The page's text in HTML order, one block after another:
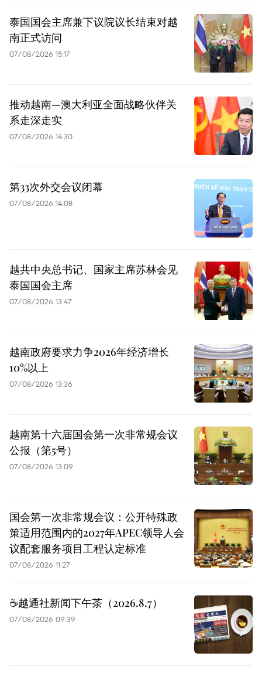
泰国国会主席兼下议院议长结束对越
南正式访问
07/08/2026 15:17
推动越南—澳大利亚全面战略伙伴关
系走深走实
07/08/2026 14:30
第33次外交会议闭幕
07/08/2026 14:08
越共中央总书记、国家主席苏林会见
泰国国会主席
07/08/2026 13:47
越南政府要求力争2026年经济增长
10%以上
07/08/2026 13:36
越南第十六届国会第一次非常规会议
公报（第5号）
07/08/2026 13:09
国会第一次非常规会议：公开特殊政
策适用范围内的2027年APEC领导人会
议配套服务项目工程认定标准
07/08/2026 11:27
☕️越通社新闻下午茶（2026.8.7）
07/08/2026 09:39